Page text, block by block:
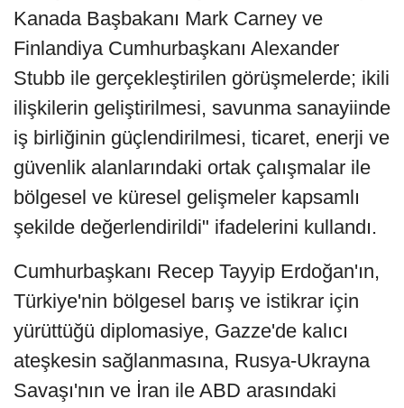
Kanada Başbakanı Mark Carney ve
Finlandiya Cumhurbaşkanı Alexander
Stubb ile gerçekleştirilen görüşmelerde; ikili
ilişkilerin geliştirilmesi, savunma sanayiinde
iş birliğinin güçlendirilmesi, ticaret, enerji ve
güvenlik alanlarındaki ortak çalışmalar ile
bölgesel ve küresel gelişmeler kapsamlı
şekilde değerlendirildi" ifadelerini kullandı.
Cumhurbaşkanı Recep Tayyip Erdoğan'ın,
Türkiye'nin bölgesel barış ve istikrar için
yürüttüğü diplomasiye, Gazze'de kalıcı
ateşkesin sağlanmasına, Rusya-Ukrayna
Savaşı'nın ve İran ile ABD arasındaki